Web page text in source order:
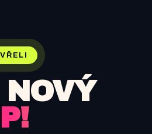
NOVÝ